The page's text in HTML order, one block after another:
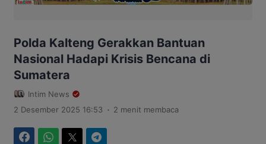
Polda Kalteng Gerakkan Bantuan
Nasional Hadapi Krisis Bencana di
Sumatera
Intim News
2 Desember 2025 16:53 . 2 menit membaca